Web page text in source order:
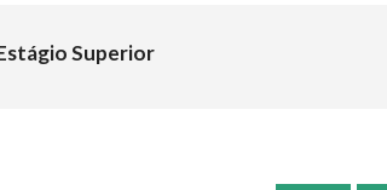
Superior